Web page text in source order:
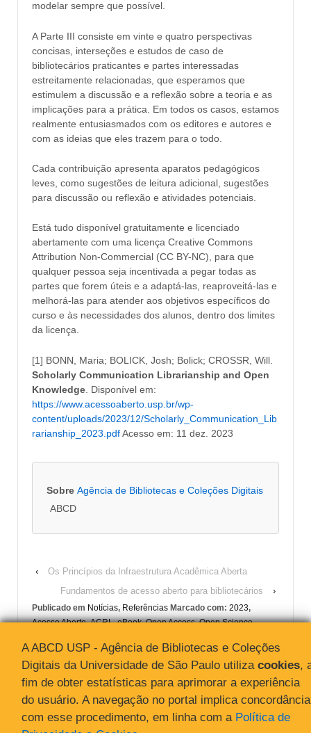
modelar sempre que possível.
A Parte III consiste em vinte e quatro perspectivas
concisas, interseções e estudos de caso de
bibliotecários praticantes e partes interessadas
estreitamente relacionadas, que esperamos que
estimulem a discussão e a reflexão sobre a teoria e as
implicações para a prática. Em todos os casos, estamos
realmente entusiasmados com os editores e autores e
com as ideias que eles trazem para o todo.
Cada contribuição apresenta aparatos pedagógicos
leves, como sugestões de leitura adicional, sugestões
para discussão ou reflexão e atividades potenciais.
Está tudo disponível gratuitamente e licenciado
abertamente com uma licença Creative Commons
Attribution Non-Commercial (CC BY-NC), para que
qualquer pessoa seja incentivada a pegar todas as
partes que forem úteis e a adaptá-las, reaproveitá-las e
melhorá-las para atender aos objetivos específicos do
curso e às necessidades dos alunos, dentro dos limites
da licença.
[1] BONN, Maria; BOLICK, Josh; Bolick; CROSSR, Will.
Scholarly Communication Librarianship and Open
Knowledge . Disponível em:
https://www.acessoaberto.usp.br/wp-
content/uploads/2023/12/Scholarly_Communication_Lib
rarianship_2023.pdfAcesso em: 11 dez. 2023
Sobre Agência de Bibliotecas e Coleções Digitais
ABCD
‹
Os Princípios da Infraestrutura Acadêmica Aberta
Fundamentos de acesso aberto para bibliotecários
›
Publicado em Notícias, Referências Marcado com: 2023,
Acesso Aberto,ACRL,eBook,Open Access,Open Science,
A ABCD USP - Agência de Bibliotecas e Coleções
Digitais da Universidade de São Paulo utiliza cookies,
fim de obter estatísticas para aprimorar a experiência
do usuário. A navegação no portal implica concordância
com esse procedimento, em linha com a Política de